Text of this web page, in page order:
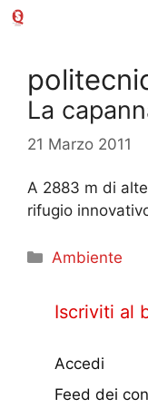
Vai
La
21 Marzo 2011
A 2883 m di
rifugio
Categorie
Ambiente
Iscriviti al
Accedi
Feed dei